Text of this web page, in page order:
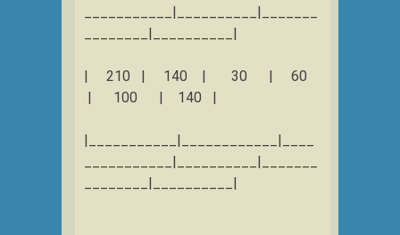
___________|__________|_______
________|__________|
| 210 | 140 | 30 | 60
| 100 | 140 |
|___________|____________|____
___________|__________|_______
________|__________|